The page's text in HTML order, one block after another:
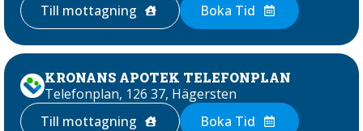
Till mottagning
Boka Tid
KRONANS APOTEK TELEFONPLAN
Telefonplan, 126 37, Hägersten
Till mottagning
Boka Tid